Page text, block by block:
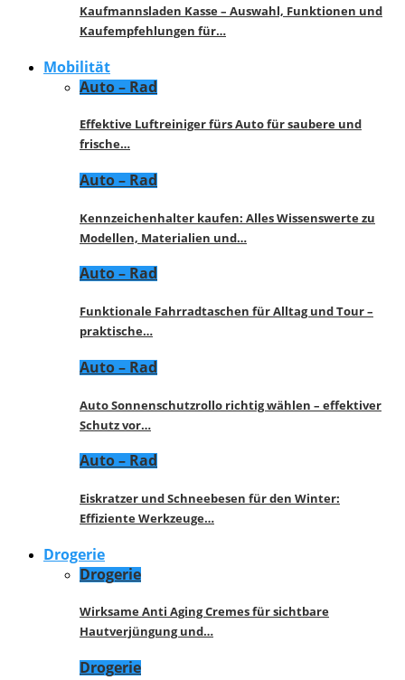
Kaufmannsladen Kasse – Auswahl, Funktionen und
Kaufempfehlungen für…
Mobilität
Auto – Rad
Effektive Luftreiniger fürs Auto für saubere und
frische…
Auto – Rad
Kennzeichenhalter kaufen: Alles Wissenswerte zu
Modellen, Materialien und…
Auto – Rad
Funktionale Fahrradtaschen für Alltag und Tour –
praktische…
Auto – Rad
Auto Sonnenschutzrollo richtig wählen – effektiver
Schutz vor…
Auto – Rad
Eiskratzer und Schneebesen für den Winter:
Effiziente Werkzeuge…
Drogerie
Drogerie
Wirksame Anti Aging Cremes für sichtbare
Hautverjüngung und…
Drogerie